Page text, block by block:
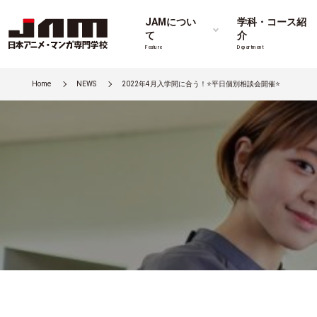
JAMについ
て
Feature
学科・コース紹
介
Department
Home NEWS 2022年4月入学間に合う！⭐平日個別相談会開催⭐